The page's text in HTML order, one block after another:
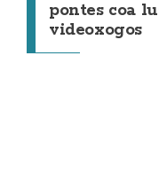
pontes coa
videoxogos